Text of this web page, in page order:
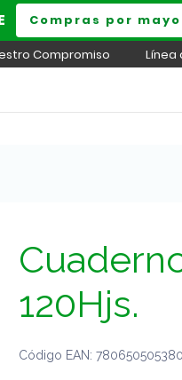
Compras por
Compromiso Línea
120Hjs.
Código EAN: